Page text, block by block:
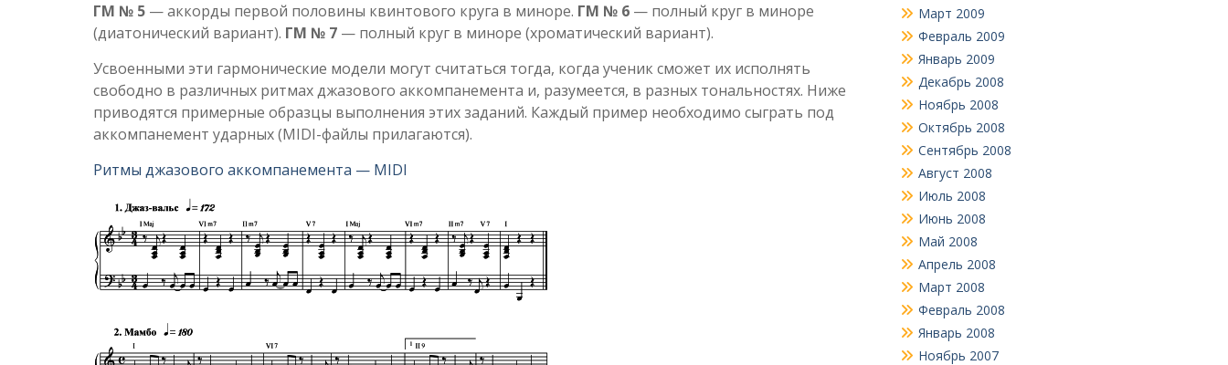
ГМ № 5 — аккорды первой половины квинтового круга в миноре. ГМ № 6 — полный круг в миноре
(диатонический вариант). ГМ № 7 — полный круг в миноре (хроматический вариант).
Усвоенными эти гармонические модели могут считаться тогда, когда ученик сможет их исполнять
свободно в различных ритмах джазового аккомпанемента и, разумеется, в разных тональностях. Ниже
приводятся примерные образцы выполнения этих заданий. Каждый пример необходимо сыграть под
аккомпанемент ударных (MIDI-файлы прилагаются).
Ритмы джазового аккомпанемента — MIDI
Март 2009
Февраль 2009
Январь 2009
Декабрь 2008
Ноябрь 2008
Октябрь 2008
Сентябрь 2008
Август 2008
Июль 2008
Июнь 2008
Май 2008
Апрель 2008
Март 2008
Февраль 2008
Январь 2008
Ноябрь 2007